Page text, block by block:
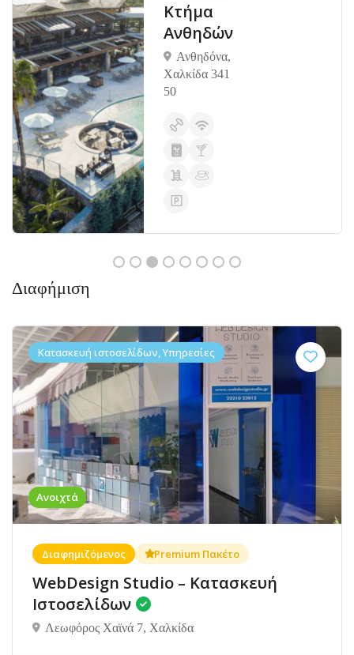
Κτήμα
Ανθηδών
Ανθηδόνα,
Χαλκίδα 341
50
Διαφήμιση
Ανοιχτά
Κατασκευή ιστοσελίδων, Υπηρεσίες
Διαφημιζόμενος Premium Πακέτο
WebDesign Studio – Κατασκευή
Ιστοσελίδων
Λεωφόρος Χαϊνά 7, Χαλκίδα